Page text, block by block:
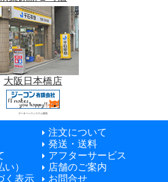
大阪日本橋店
データベースシステム開発
注文について
発送・送料
アフターサービス
）
店舗のご案内
く表示
お問合せ